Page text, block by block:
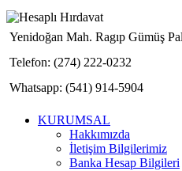
Yenidoğan Mah. Ragıp Gümüş
Telefon: (274) 222-0232
Whatsapp: (541) 914-5904
KURUMSAL
Hakkımızda
İletişim Bilgilerimiz
Banka Hesap Bilgileri